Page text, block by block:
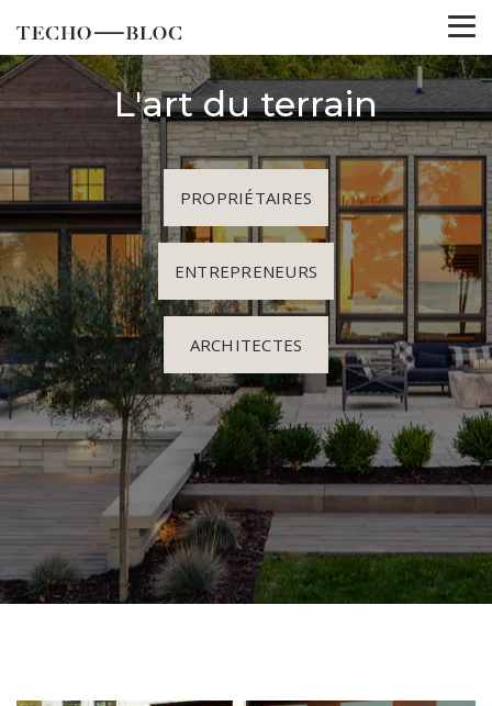
L'art du terrain
PROPRIÉTAIRES
ENTREPRENEURS
ARCHITECTES